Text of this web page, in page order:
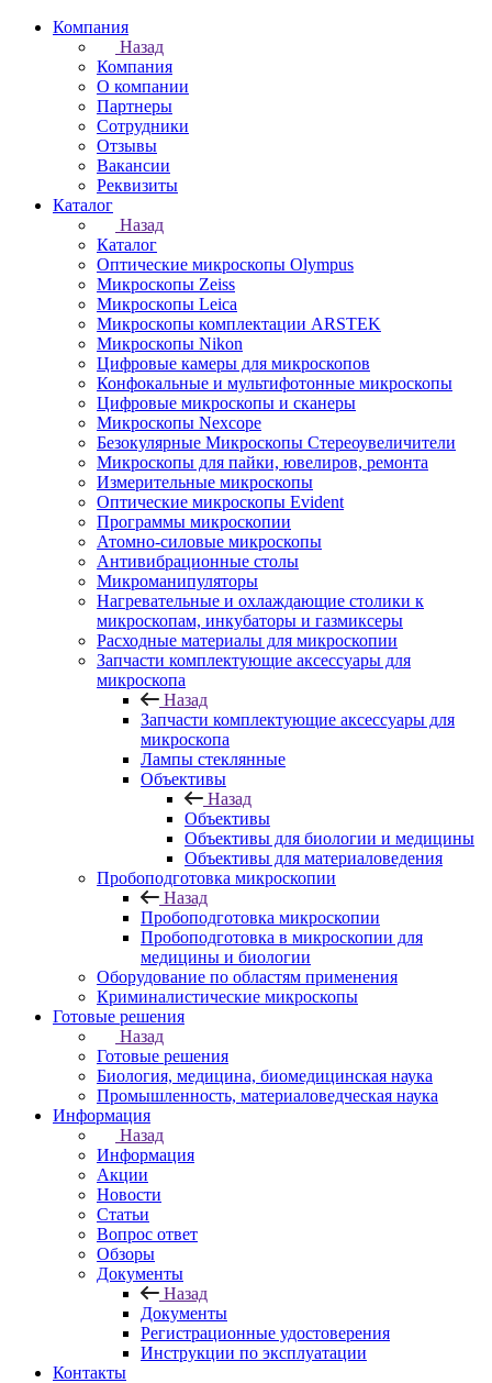
Компания
Назад
Компания
О компании
Партнеры
Сотрудники
Отзывы
Вакансии
Реквизиты
Каталог
Назад
Каталог
Оптические микроскопы Olympus
Микроскопы Zeiss
Микроскопы Leica
Микроскопы комплектации ARSTEK
Микроскопы Nikon
Цифровые камеры для микроскопов
Конфокальные и мультифотонные микроскопы
Цифровые микроскопы и сканеры
Микроскопы Nexcope
Безокулярные Микроскопы Стереоувеличители
Микроскопы для пайки, ювелиров, ремонта
Измерительные микроскопы
Оптические микроскопы Evident
Программы микроскопии
Атомно-силовые микроскопы
Антивибрационные столы
Микроманипуляторы
Нагревательные и охлаждающие столики к
микроскопам, инкубаторы и газмиксеры
Расходные материалы для микроскопии
Запчасти комплектующие аксессуары для
микроскопа
Назад
Запчасти комплектующие аксессуары для
микроскопа
Лампы стеклянные
Объективы
Назад
Объективы
Объективы для биологии и медицины
Объективы для материаловедения
Пробоподготовка микроскопии
Назад
Пробоподготовка микроскопии
Пробоподготовка в микроскопии для
медицины и биологии
Оборудование по областям применения
Криминалистические микроскопы
Готовые решения
Назад
Готовые решения
Биология, медицина, биомедицинская наука
Промышленность, материаловедческая наука
Информация
Назад
Информация
Акции
Новости
Статьи
Вопрос ответ
Обзоры
Документы
Назад
Документы
Регистрационные удостоверения
Инструкции по эксплуатации
Контакты